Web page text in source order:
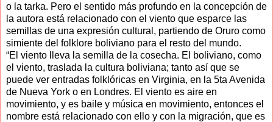
o la tarka. Pero el sentido más profundo en la concepción de
la autora está relacionado con el viento que esparce las
semillas de una expresión cultural, partiendo de Oruro como
simiente del folklore boliviano para el resto del mundo.
“El viento lleva la semilla de la cosecha. El boliviano, como
el viento, traslada la cultura boliviana; tanto así que se
puede ver entradas folklóricas en Virginia, en la 5ta Avenida
de Nueva York o en Londres. El viento es aire en
movimiento, y es baile y música en movimiento, entonces el
nombre está relacionado con ello y con la migración, que es